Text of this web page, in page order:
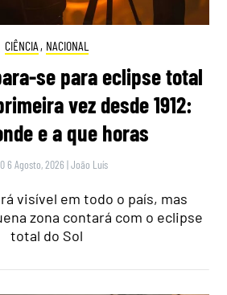
CIÊNCIA , NACIONAL
se para eclipse total
vez desde 1912:
e a que horas
6 Agosto, 2026 |João Luís
visível em todo o país, mas
zona contará com o eclipse
total do Sol